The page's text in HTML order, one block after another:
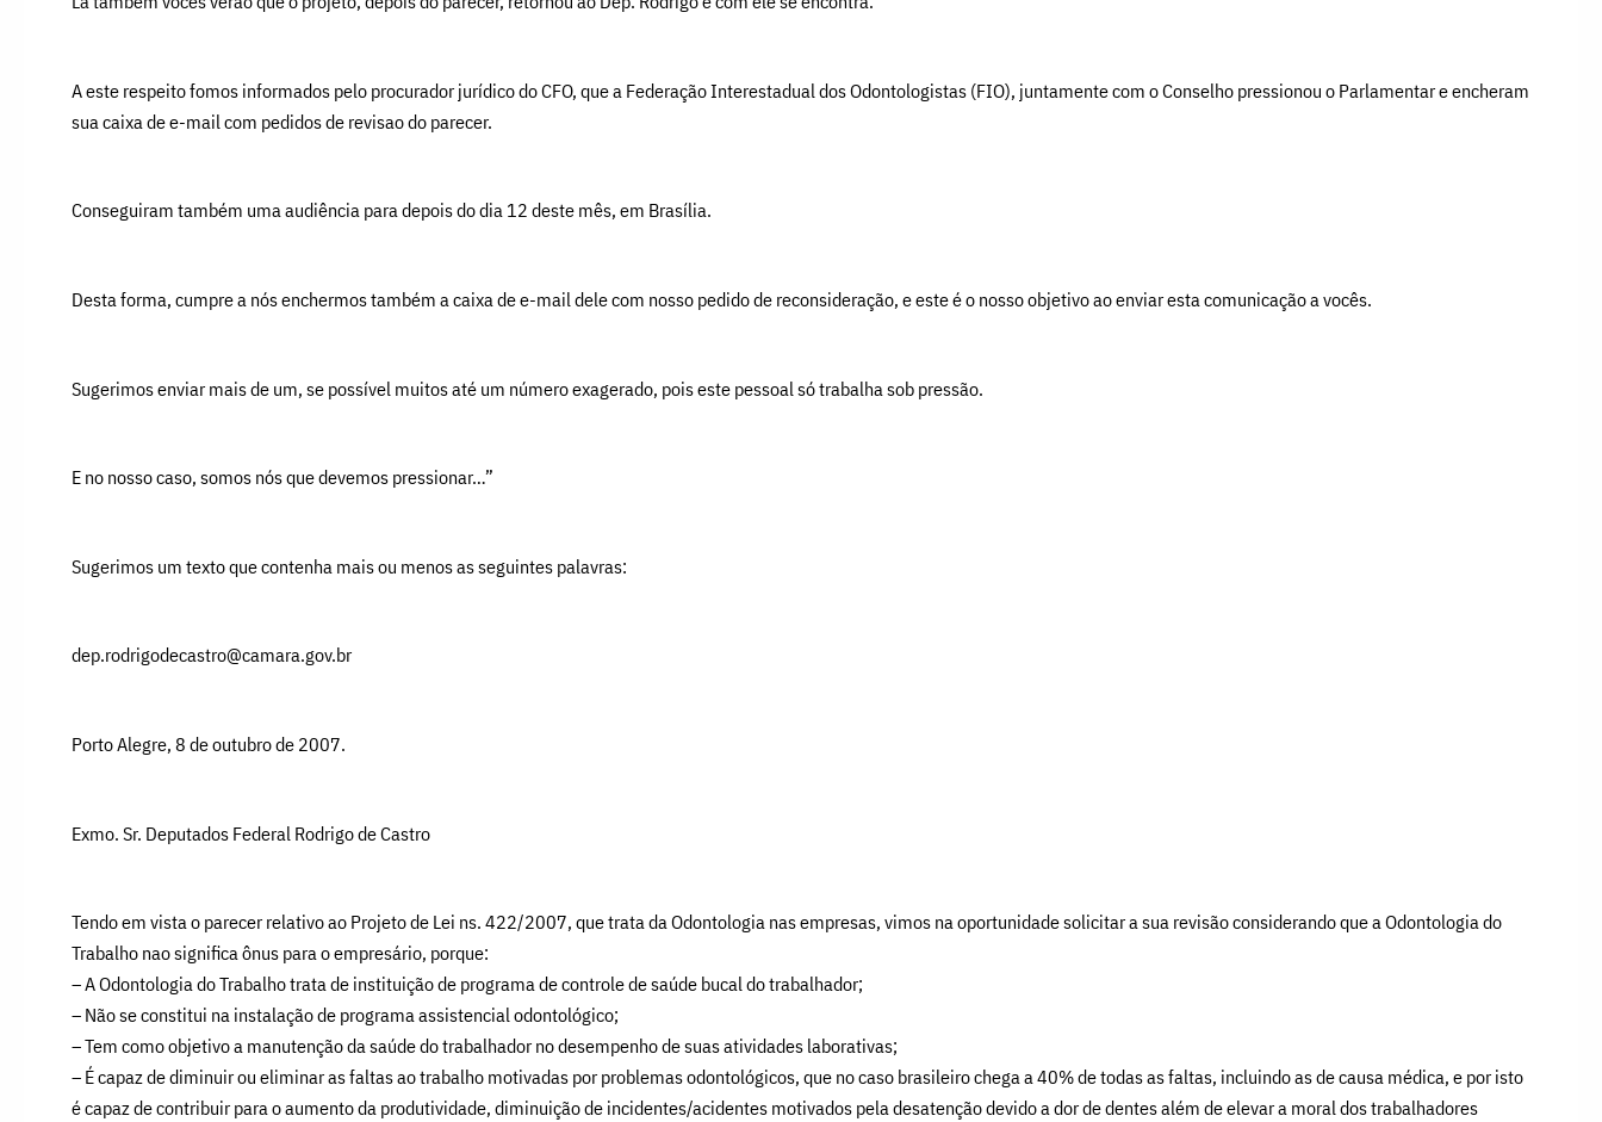
A este respeito fomos informados pelo procurador jurídico do CFO, que a Federação Interestadual dos Odontologistas (FIO), juntamente com o Conselho pressionou o Parlamentar e encheram
sua caixa de e-mail com pedidos de revisao do parecer.
Conseguiram também uma audiência para depois do dia 12 deste mês, em Brasília.
Desta forma, cumpre a nós enchermos também a caixa de e-mail dele com nosso pedido de reconsideração, e este é o nosso objetivo ao enviar esta comunicação a vocês.
Sugerimos enviar mais de um, se possível muitos até um número exagerado, pois este pessoal só trabalha sob pressão.
E no nosso caso, somos nós que devemos pressionar…”
Sugerimos um texto que contenha mais ou menos as seguintes palavras:
dep.rodrigodecastro@camara.gov.br
Porto Alegre, 8 de outubro de 2007.
Exmo. Sr. Deputados Federal Rodrigo de Castro
Tendo em vista o parecer relativo ao Projeto de Lei ns. 422/2007, que trata da Odontologia nas empresas, vimos na oportunidade solicitar a sua revisão considerando que a Odontologia do
Trabalho nao significa ônus para o empresário, porque:
– A Odontologia do Trabalho trata de instituição de programa de controle de saúde bucal do trabalhador;
– Não se constitui na instalação de programa assistencial odontológico;
– Tem como objetivo a manutenção da saúde do trabalhador no desempenho de suas atividades laborativas;
– É capaz de diminuir ou eliminar as faltas ao trabalho motivadas por problemas odontológicos, que no caso brasileiro chega a 40% de todas as faltas, incluindo as de causa médica, e por isto
é capaz de contribuir para o aumento da produtividade, diminuição de incidentes/acidentes motivados pela desatenção devido a dor de dentes além de elevar a moral dos trabalhadores